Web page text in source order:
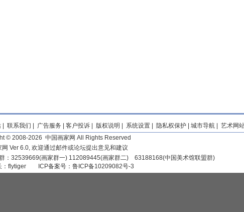
联系我们 广告服务 客户投诉 版权说明 系统设置 隐私权保护 城市导航
艺术网
© 2008-2026 中国画家网 All Rights Reserved
网 Ver 6.0, 欢迎通过邮件或论坛提出意见和建议
：32539669(画家群一) 112089445(画家群二) 63188168(中国美术馆联盟群)
flytiger ICP备案号： 鲁ICP备10209082号-3